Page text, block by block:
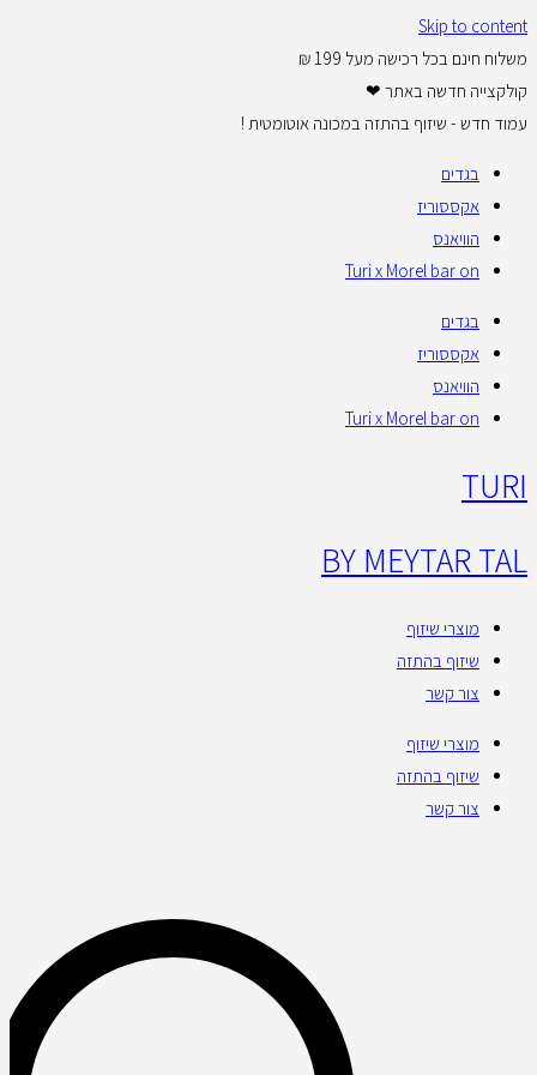
Skip to content
משלוח חינם בכל רכישה מעל 199 ₪
קולקצייה חדשה באתר ❤
עמוד חדש - שיזוף בהתזה במכונה אוטומטית !
בגדים
אקססוריז
הוויאנס
Turi x Morel bar on
בגדים
אקססוריז
הוויאנס
Turi x Morel bar on
TURI
BY MEYTAR TAL
מוצרי שיזוף
שיזוף בהתזה
צור קשר
מוצרי שיזוף
שיזוף בהתזה
צור קשר